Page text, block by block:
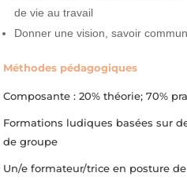
de vie au travail
Donner une vision, savoir
Méthodes pédagogiques
Composante : 20% théorie; 70%
Formations ludiques basées sur
de groupe
Un/e formateur/trice en posture